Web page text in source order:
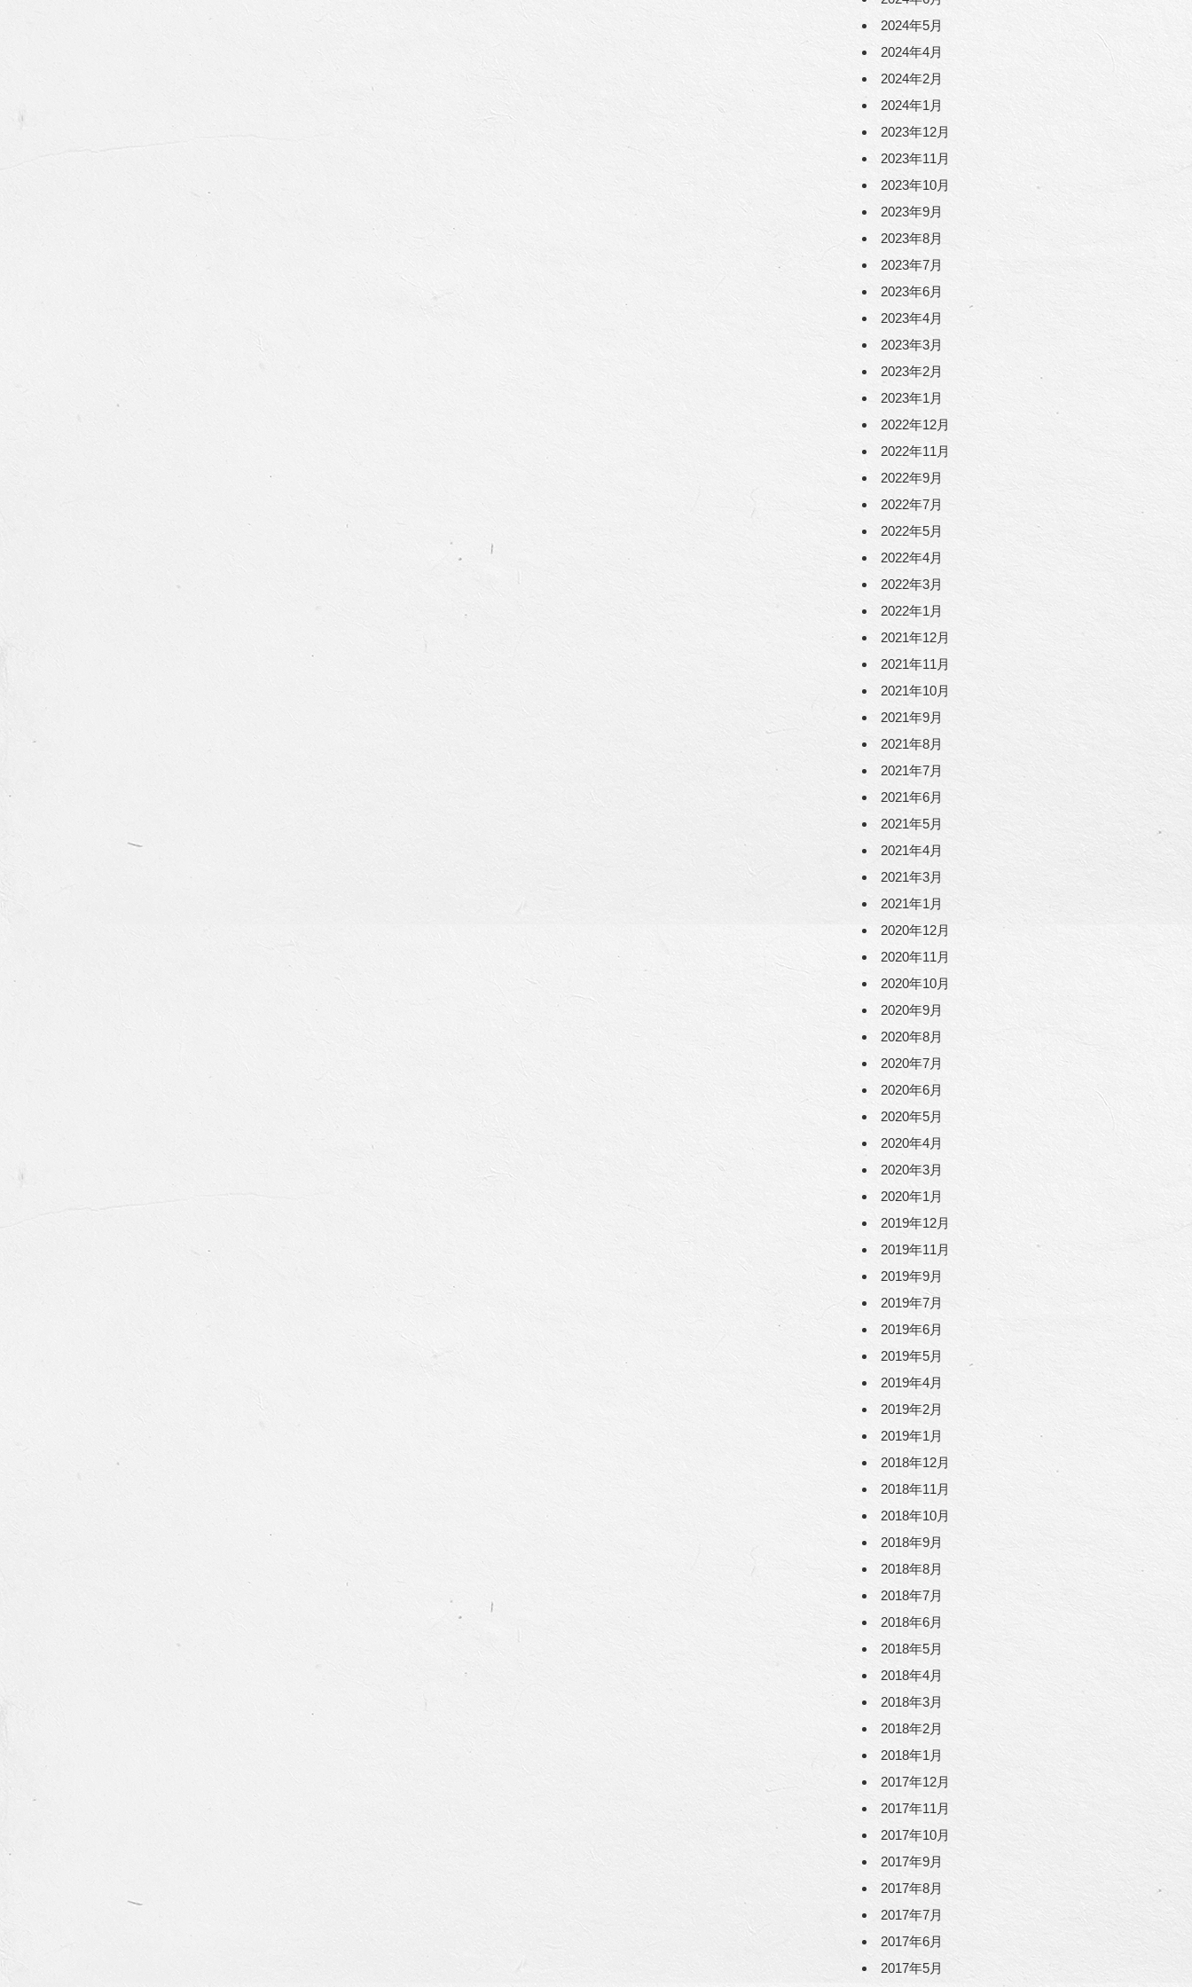
2024年5月
2024年4月
2024年2月
2024年1月
2023年12月
2023年11月
2023年10月
2023年9月
2023年8月
2023年7月
2023年6月
2023年4月
2023年3月
2023年2月
2023年1月
2022年12月
2022年11月
2022年9月
2022年7月
2022年5月
2022年4月
2022年3月
2022年1月
2021年12月
2021年11月
2021年10月
2021年9月
2021年8月
2021年7月
2021年6月
2021年5月
2021年4月
2021年3月
2021年1月
2020年12月
2020年11月
2020年10月
2020年9月
2020年8月
2020年7月
2020年6月
2020年5月
2020年4月
2020年3月
2020年1月
2019年12月
2019年11月
2019年9月
2019年7月
2019年6月
2019年5月
2019年4月
2019年2月
2019年1月
2018年12月
2018年11月
2018年10月
2018年9月
2018年8月
2018年7月
2018年6月
2018年5月
2018年4月
2018年3月
2018年2月
2018年1月
2017年12月
2017年11月
2017年10月
2017年9月
2017年8月
2017年7月
2017年6月
2017年5月